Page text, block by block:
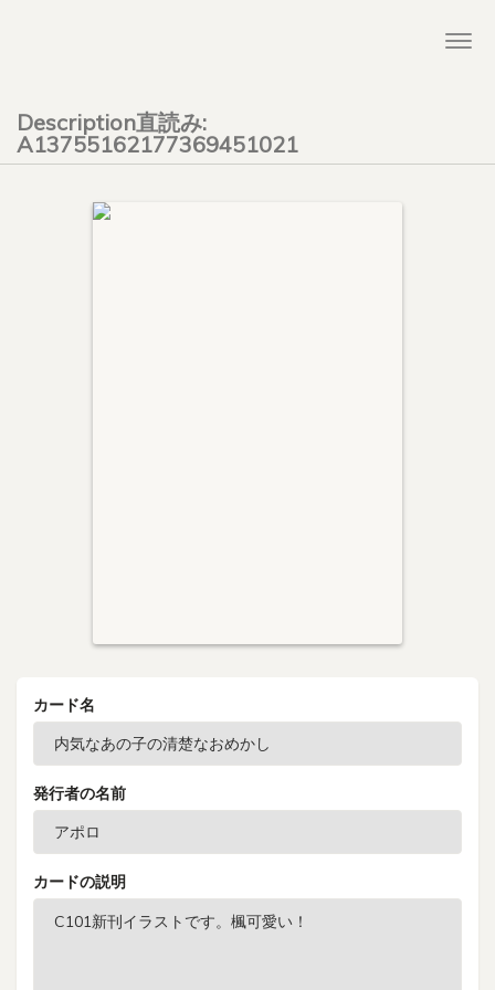
Description直読み:
A13755162177369451021
カード名
発行者の名前
カードの説明